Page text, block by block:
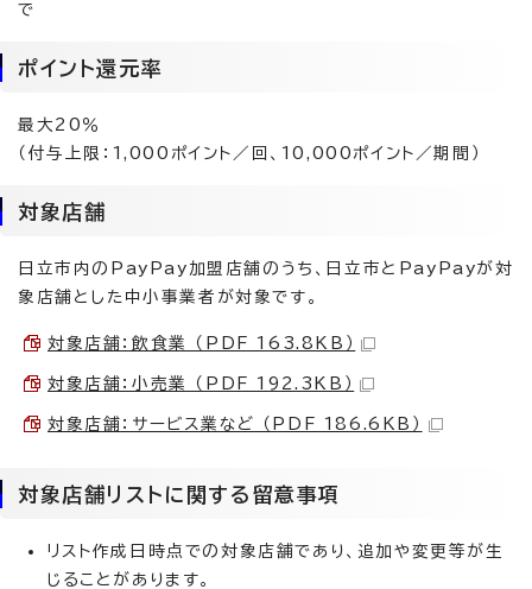
で
ポイント還元率
最大20％
（付与上限：1,000ポイント／回、10,000ポイント／期間）
対象店舗
日立市内のPayPay加盟店舗のうち、日立市とPayPayが対
象店舗とした中小事業者が対象です。
対象店舗：飲食業 （PDF 163.8KB）
対象店舗：小売業 （PDF 192.3KB）
対象店舗：サービス業など （PDF 186.6KB）
対象店舗リストに関する留意事項
リスト作成日時点での対象店舗であり、追加や変更等が生
じることがあります。